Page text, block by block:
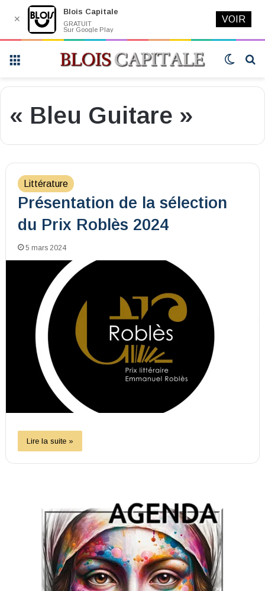
Switch
« Bleu Guitare »
Littérature
Présentation de la sélection
du Prix Roblès 2024
5 mars 2024
Lire la suite »
✕
Blois Capitale
GRATUIT
Sur Google Play
VOIR